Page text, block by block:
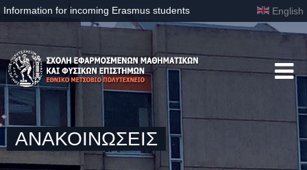
Information for incoming Erasmus students English
ΑΝΑΚΟΙΝΩΣΕΙΣ